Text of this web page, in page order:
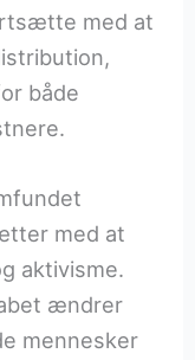
med at
både
med at
aktivisme.
ændrer
mennesker